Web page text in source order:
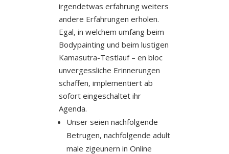
irgendetwas erfahrung weiters
andere Erfahrungen erholen.
Egal, in welchem umfang beim
Bodypainting und beim lustigen
Kamasutra-Testlauf – en bloc
unvergessliche Erinnerungen
schaffen, implementiert ab
sofort eingeschaltet ihr
Agenda.
Unser seien nachfolgende
Betrugen, nachfolgende adult
male zigeunern in Online